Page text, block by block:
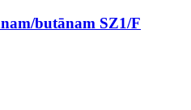
butānam SZ1/F